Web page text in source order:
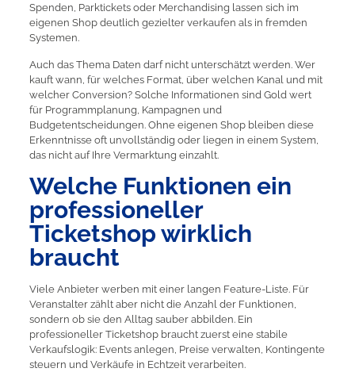
Spenden, Parktickets oder Merchandising lassen sich im
eigenen Shop deutlich gezielter verkaufen als in fremden
Systemen.
Auch das Thema Daten darf nicht unterschätzt werden. Wer
kauft wann, für welches Format, über welchen Kanal und mit
welcher Conversion? Solche Informationen sind Gold wert
für Programmplanung, Kampagnen und
Budgetentscheidungen. Ohne eigenen Shop bleiben diese
Erkenntnisse oft unvollständig oder liegen in einem System,
das nicht auf Ihre Vermarktung einzahlt.
Welche Funktionen ein
professioneller
Ticketshop wirklich
braucht
Viele Anbieter werben mit einer langen Feature-Liste. Für
Veranstalter zählt aber nicht die Anzahl der Funktionen,
sondern ob sie den Alltag sauber abbilden. Ein
professioneller Ticketshop braucht zuerst eine stabile
Verkaufslogik: Events anlegen, Preise verwalten, Kontingente
steuern und Verkäufe in Echtzeit verarbeiten.